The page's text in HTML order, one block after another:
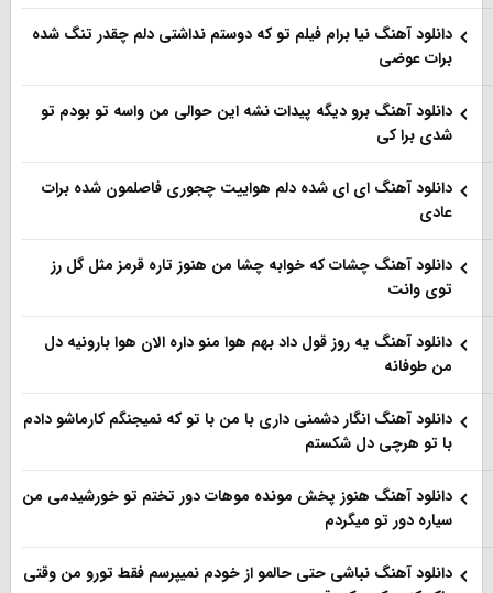
دانلود آهنگ نیا برام فیلم تو‌ که دوستم نداشتی دلم چقدر تنگ شده
برات عوضی
دانلود آهنگ برو دیگه پیدات نشه این حوالی من واسه تو‌ بودم تو
شدی برا کی
دانلود آهنگ ای ای شده دلم هواییت چجوری فاصلمون شده برات
عادی
دانلود آهنگ چشات که خوابه چشا من هنوز تاره قرمز مثل گل رز
توی وانت
دانلود آهنگ یه روز قول داد بهم هوا منو داره الان هوا بارونیه دل
من طوفانه
دانلود آهنگ انگار دشمنی داری با من با تو که نمیجنگم کارماشو دادم
با تو هرچی دل شکستم
دانلود آهنگ هنوز پخش مونده موهات دور تختم تو خورشیدمی من
سیاره دور تو میگردم
دانلود آهنگ نباشی حتی حالمو از خودم نمیپرسم فقط تورو من وقتی